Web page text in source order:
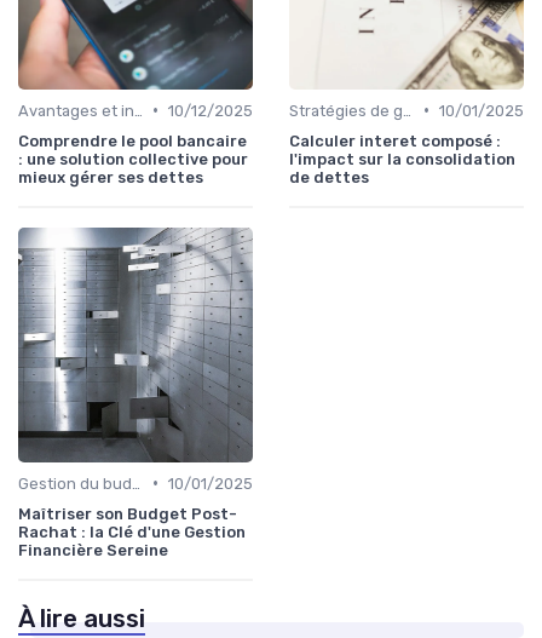
• 10/12/2025
Comprendre le pool bancaire
: une solution collective pour
mieux gérer ses dettes
• 10/01/2025
Calculer interet composé :
l'impact sur la consolidation
de dettes
• 10/01/2025
Maîtriser son Budget Post-
Rachat : la Clé d'une Gestion
Financière Sereine
À lire aussi